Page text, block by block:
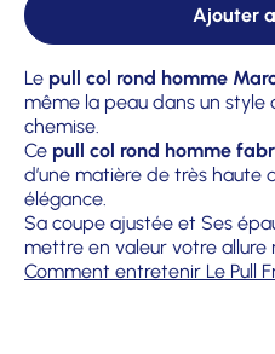
Ajouter
Le pull col rond homme
même la peau dans un style
chemise.
Ce pull col rond homme
d’une matière de très haute
élégance.
Sa coupe ajustée et Ses
mettre en valeur votre allure
Comment entretenir Le Pull